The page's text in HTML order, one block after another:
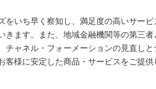
をいち早く察知し、満足度の高いサー
きます。また、地域金融機関等の第三
チャネル・フォーメーションの見直し
客様に安定した商品・サービスをご提供